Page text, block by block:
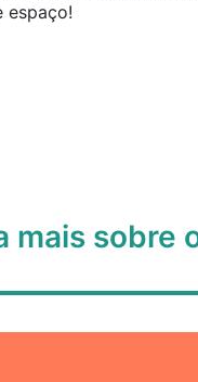
espaço!
mais sobre